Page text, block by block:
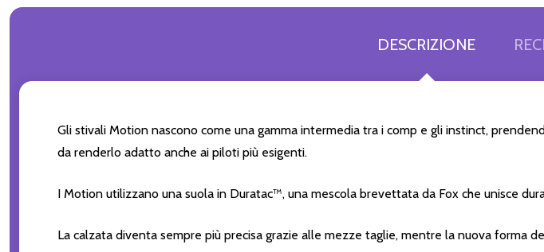
DESCRIZIONE
Gli stivali Motion nascono come una gamma intermedia tra i comp e gli instinct,
da renderlo adatto anche ai piloti più esigenti.
I Motion utilizzano una suola in Duratac™, una mescola brevettata da Fox che unisce
La calzata diventa sempre più precisa grazie alle mezze taglie, mentre la nuova forma